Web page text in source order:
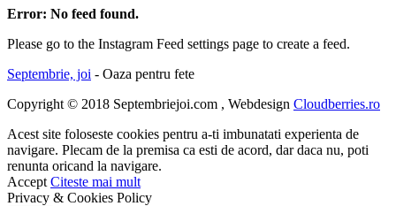
Error: No feed found.
Please go to the Instagram Feed settings page to create a feed.
Septembrie, joi - Oaza pentru fete
Copyright © 2018 Septembriejoi.com , Webdesign Cloudberries.ro
Acest site foloseste cookies pentru a-ti imbunatati experienta de
navigare. Plecam de la premisa ca esti de acord, dar daca nu, poti
renunta oricand la navigare.
Accept Citeste mai mult
Privacy & Cookies Policy